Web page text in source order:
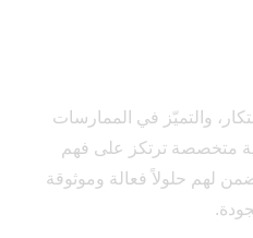
والتميّز في الممارسات
متخصصة ترتكز على فهم
لهم حلولاً فعالة وموثوقة